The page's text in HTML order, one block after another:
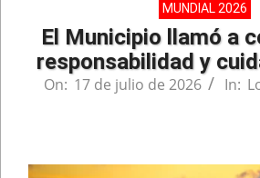
MUNDIAL 2026
El Municipio llamó a
responsabilidad y
On: 17 de julio de 2026 In: